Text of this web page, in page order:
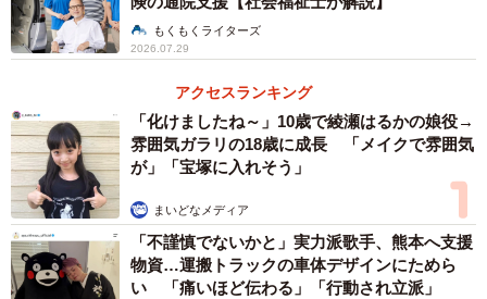
もくもくライターズ
2026.07.29
アクセスランキング
「化けましたね～」10歳で綾瀬はるかの娘役→
雰囲気ガラリの18歳に成長 「メイクで雰囲気
が」「宝塚に入れそう」
まいどなメディア
「不謹慎でないかと」実力派歌手、熊本へ支援
物資…運搬トラックの車体デザインにためら
い 「痛いほど伝わる」「行動され立派」